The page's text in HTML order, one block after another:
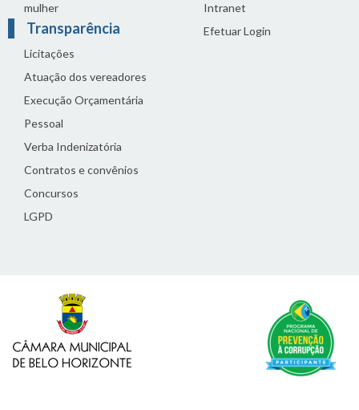
mulher
Transparência
Licitações
Atuação dos vereadores
Execução Orçamentária
Pessoal
Verba Indenizatória
Contratos e convênios
Concursos
LGPD
Intranet
Efetuar Login